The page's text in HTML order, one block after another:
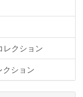
レクション
ション